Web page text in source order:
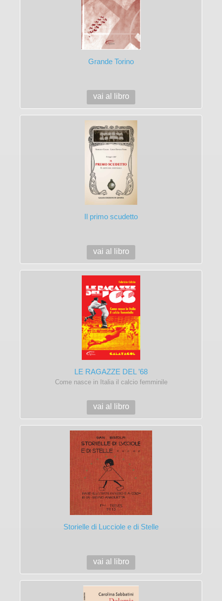
Grande Torino
vai al libro
Il primo scudetto
vai al libro
LE RAGAZZE DEL ’68
Come nasce in Italia il calcio femminile
vai al libro
Storielle di Lucciole e di Stelle
vai al libro